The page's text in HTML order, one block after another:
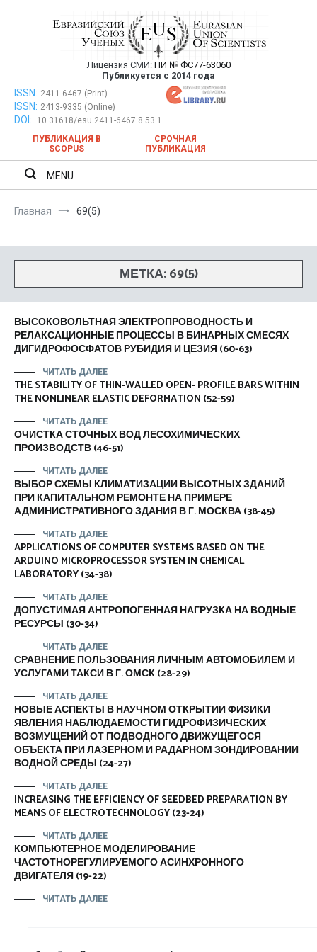
Евразийский Союз Ученых —
публикация научных статей в
ежемесячном научном журнале
Лицензия СМИ: ПИ № ФС77-63060
Публикуется с 2014 года
Евразийский Союз Ученых — публикация научных статей в
ежемесячном научном журнале
ISSN: 2411-6467 (Print)
ISSN: 2413-9335 (Online)
DOI:
10.31618/esu.2411-6467.8.53.1
ПУБЛИКАЦИЯ В
SCOPUS
СРОЧНАЯ
ПУБЛИКАЦИЯ
MENU
Главная 69(5)
МЕТКА:69(5)
ВЫСОКОВОЛЬТНАЯ ЭЛЕКТРОПРОВОДНОСТЬ И
РЕЛАКСАЦИОННЫЕ ПРОЦЕССЫ В БИНАРНЫХ СМЕСЯХ
ДИГИДРОФОСФАТОВ РУБИДИЯ И ЦЕЗИЯ (60-63)
ЧИТАТЬ ДАЛЕЕ
THE STABILITY OF THIN-WALLED OPEN- PROFILE BARS WITHIN
THE NONLINEAR ELASTIC DEFORMATION (52-59)
ЧИТАТЬ ДАЛЕЕ
ОЧИСТКА СТОЧНЫХ ВОД ЛЕСОХИМИЧЕСКИХ
ПРОИЗВОДСТВ (46-51)
ЧИТАТЬ ДАЛЕЕ
ВЫБОР СХЕМЫ КЛИМАТИЗАЦИИ ВЫСОТНЫХ ЗДАНИЙ
ПРИ КАПИТАЛЬНОМ РЕМОНТЕ НА ПРИМЕРЕ
АДМИНИСТРАТИВНОГО ЗДАНИЯ В Г. МОСКВА (38-45)
ЧИТАТЬ ДАЛЕЕ
APPLICATIONS OF COMPUTER SYSTEMS BASED ON THE
ARDUINO MICROPROCESSOR SYSTEM IN CHEMICAL
LABORATORY (34-38)
ЧИТАТЬ ДАЛЕЕ
ДОПУСТИМАЯ АНТРОПОГЕННАЯ НАГРУЗКА НА ВОДНЫЕ
РЕСУРСЫ (30-34)
ЧИТАТЬ ДАЛЕЕ
СРАВНЕНИЕ ПОЛЬЗОВАНИЯ ЛИЧНЫМ АВТОМОБИЛЕМ И
УСЛУГАМИ ТАКСИ В Г. ОМСК (28-29)
ЧИТАТЬ ДАЛЕЕ
НОВЫЕ АСПЕКТЫ В НАУЧНОМ ОТКРЫТИИ ФИЗИКИ
ЯВЛЕНИЯ НАБЛЮДАЕМОСТИ ГИДРОФИЗИЧЕСКИХ
ВОЗМУЩЕНИЙ ОТ ПОДВОДНОГО ДВИЖУЩЕГОСЯ
ОБЪЕКТА ПРИ ЛАЗЕРНОМ И РАДАРНОМ ЗОНДИРОВАНИИ
ВОДНОЙ СРЕДЫ (24-27)
ЧИТАТЬ ДАЛЕЕ
INCREASING THE EFFICIENCY OF SEEDBED PREPARATION BY
MEANS OF ELECTROTECHNOLOGY (23-24)
ЧИТАТЬ ДАЛЕЕ
КОМПЬЮТЕРНОЕ МОДЕЛИРОВАНИЕ
ЧАСТОТНОРЕГУЛИРУЕМОГО АСИНХРОННОГО
ДВИГАТЕЛЯ (19-22)
ЧИТАТЬ ДАЛЕЕ